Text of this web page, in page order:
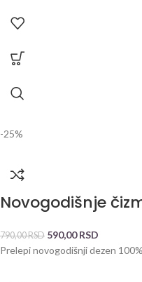
-25%
Novogodišnje
790,00RSD 590,00RSD
Prelepi novogodišnji dezen